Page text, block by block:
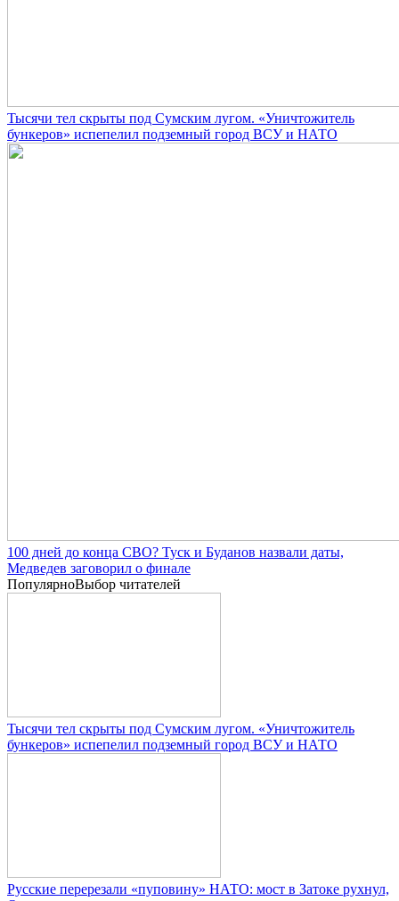
Тысячи тел скрыты под Сумским лугом. «Уничтожитель
бункеров» испепелил подземный город ВСУ и НАТО
100 дней до конца СВО? Туск и Буданов назвали даты,
Медведев заговорил о финале
ПопулярноВыбор читателей
Тысячи тел скрыты под Сумским лугом. «Уничтожитель
бункеров» испепелил подземный город ВСУ и НАТО
Русские перерезали «пуповину» НАТО: мост в Затоке рухнул,